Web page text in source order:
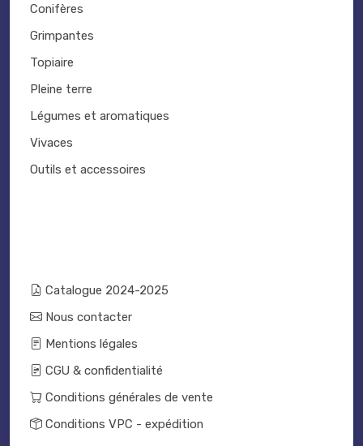
Conifères
Grimpantes
Topiaire
Pleine terre
Légumes et aromatiques
Vivaces
Outils et accessoires
Catalogue 2024-2025
Nous contacter
Mentions légales
CGU & confidentialité
Conditions générales de vente
Conditions VPC - expédition